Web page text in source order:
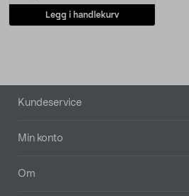
Legg i handlekurv
Bunntekst
Kundeservice
Min konto
Om